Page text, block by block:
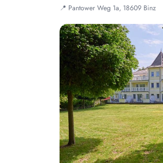
📍 Pantower Weg 1a, 18609 Binz